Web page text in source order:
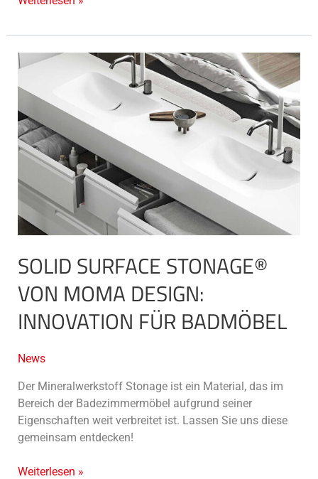
SOLID SURFACE STONAGE®
VON MOMA DESIGN:
INNOVATION FÜR BADMÖBEL
News
Der Mineralwerkstoff Stonage ist ein Material, das im
Bereich der Badezimmermöbel aufgrund seiner
Eigenschaften weit verbreitet ist. Lassen Sie uns diese
gemeinsam entdecken!
Solid
Stonage®
von
MOMA
Design:
Innovation
für
Badmöbel
Weiterlesen »